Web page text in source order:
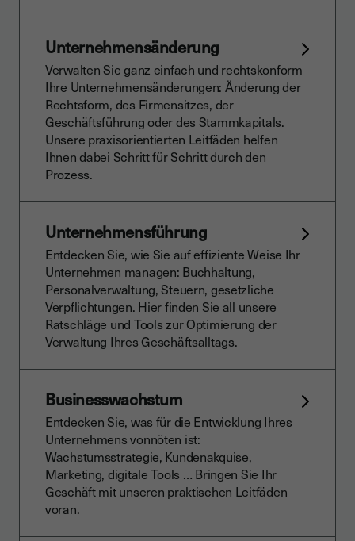
Unternehmensänderung
Verwalten Sie ganz einfach und rechtskonform
Ihre Unternehmensänderungen: Änderung der
Rechtsform, des Firmensitzes, der
Geschäftsführung oder des Stammkapitals.
Unsere praxisorientierten Leitfäden helfen
Ihnen dabei Schritt für Schritt durch den
Prozess.
Unternehmensführung
Entdecken Sie, wie Sie auf effiziente Weise Ihr
Unternehmen managen: Buchhaltung,
Personalverwaltung, Steuern, gesetzliche
Verpflichtungen. Hier finden Sie all unsere
Ratschläge und Tools zur Optimierung der
Verwaltung Ihres Geschäftsalltags.
Businesswachstum
Entdecken Sie, was für die Entwicklung Ihres
Unternehmens vonnöten ist:
Wachstumsstrategie, Kundenakquise,
Marketing, digitale Tools … Bringen Sie Ihr
Geschäft mit unseren praktischen Leitfäden
voran.